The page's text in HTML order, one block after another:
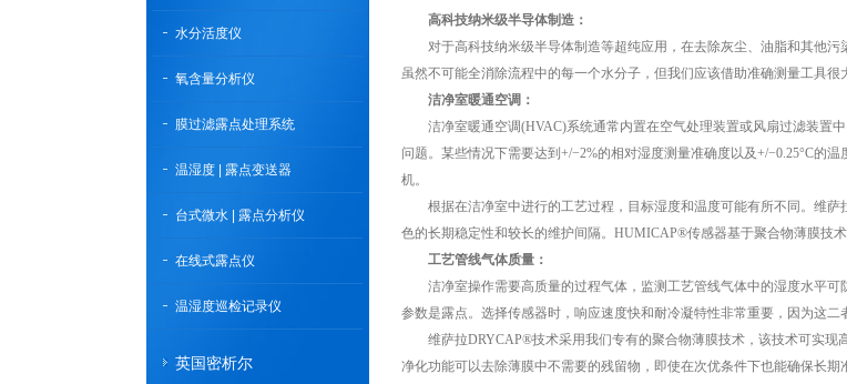
水分活度仪
氧含量分析仪
膜过滤露点处理系统
温湿度 | 露点变送器
台式微水 | 露点分析仪
在线式露点仪
温湿度巡检记录仪
英国密析尔
高科技纳米级半导体制造：
对于高科技纳米级半导体制造等超纯应用，在去除灰尘、油脂和其他污
虽然不可能全消除流程中的每一个水分子，但我们应该借助准确测量工具很
洁净室暖通空调：
洁净室暖通空调(HVAC)系统通常内置在空气处理装置或风扇过滤装置
问题。某些情况下需要达到+/−2%的相对湿度测量准确度以及+/−0.25°C的
机。
根据在洁净室中进行的工艺过程，目标湿度和温度可能有所不同。维萨
色的长期稳定性和较长的维护间隔。HUMICAP®传感器基于聚合物薄膜技
工艺管线气体质量：
洁净室操作需要高质量的过程气体，监测工艺管线气体中的湿度水平可
参数是露点。选择传感器时，响应速度快和耐冷凝特性非常重要，因为这
维萨拉DRYCAP®技术采用我们专有的聚合物薄膜技术，该技术可实现
净化功能可以去除薄膜中不需要的残留物，即使在次优条件下也能确保长期